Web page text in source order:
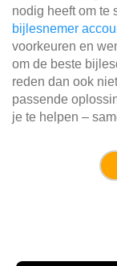
nodig heeft om te
bijlesnemer
voorkeuren en
om de beste
reden dan ook
passende
je te helpen –